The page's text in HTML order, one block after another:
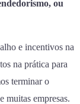
ou
e incentivos na
na prática para
terminar o
muitas empresas.